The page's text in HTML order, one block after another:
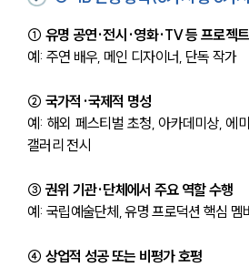
① 유명 공연·전시·영화·TV 등 프로젝
예: 주연 배우, 메인 디자이너, 단독 작가
② 국가적·국제적 명성
예: 해외 페스티벌 초청, 아카데미상, 에
갤러리 전시
③ 권위 기관·단체에서 주요 역할 수행
예: 국립예술단체, 유명 프로덕션 핵심 멤
④ 상업적 성공 또는 비평가 호평